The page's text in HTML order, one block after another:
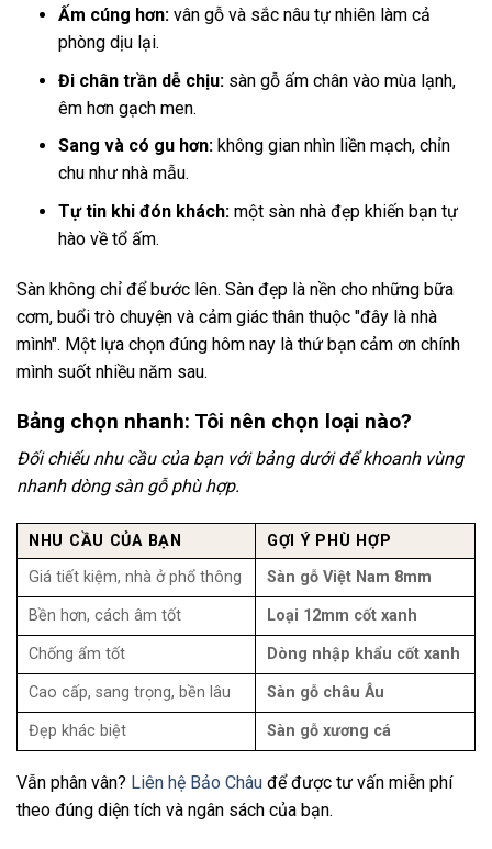
Ấm cúng hơn: vân gỗ và sắc nâu tự nhiên làm cả
phòng dịu lại.
Đi chân trần dễ chịu: sàn gỗ ấm chân vào mùa lạnh,
êm hơn gạch men.
Sang và có gu hơn: không gian nhìn liền mạch, chỉn
chu như nhà mẫu.
Tự tin khi đón khách: một sàn nhà đẹp khiến bạn tự
hào về tổ ấm.
Sàn không chỉ để bước lên. Sàn đẹp là nền cho những bữa
cơm, buổi trò chuyện và cảm giác thân thuộc "đây là nhà
mình". Một lựa chọn đúng hôm nay là thứ bạn cảm ơn chính
mình suốt nhiều năm sau.
Bảng chọn nhanh: Tôi nên chọn loại nào?
Đối chiếu nhu cầu của bạn với bảng dưới để khoanh vùng
nhanh dòng sàn gỗ phù hợp.
NHU CẦU CỦA BẠN
GỢI Ý PHÙ HỢP
Giá tiết kiệm, nhà ở phổ thông
Sàn gỗ Việt Nam 8mm
Bền hơn, cách âm tốt Loại 12mm cốt xanh
Chống ẩm tốt Dòng nhập khẩu cốt xanh
Cao cấp, sang trọng, bền lâu Sàn gỗ châu Âu
Đẹp khác biệt Sàn gỗ xương cá
Vẫn phân vân? Liên hệ Bảo Châu để được tư vấn miễn phí
theo đúng diện tích và ngân sách của bạn.